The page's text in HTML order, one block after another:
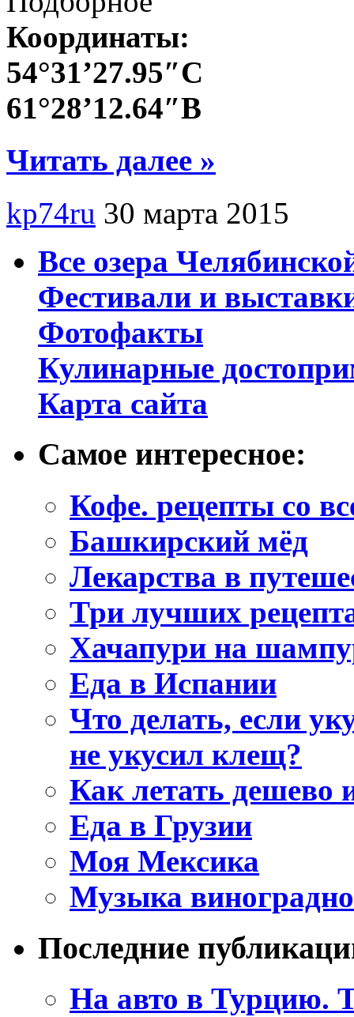
Координаты:
54°31’27.95″С
61°28’12.64″В
Читать далее »
kp74ru 30 марта 2015
Все озера
Фестивали и
Фотофакты
Кулинарные
Карта сайта
Самое интересное:
Кофе. рецепты со
Башкирский мёд
Лекарства в
Три лучших
Хачапури на
Еда в Испании
Что делать, если
не укусил клещ?
Как летать дешево
Еда в Грузии
Моя Мексика
Музыка
Последние
На авто в Турцию.